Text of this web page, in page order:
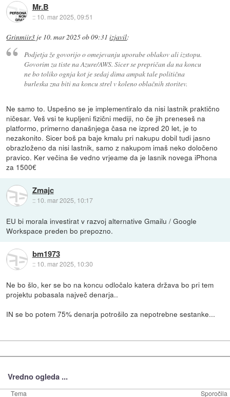
Mr.B
:: 10. mar 2025, 09:51
Grinmiir3 je 10. mar 2025 ob 09:31 izjavil:
Podjetja že govorijo o omejevanju uporabe oblakov ali izstopu.
Govorim za tiste na Azure/AWS. Sicer se prepričan da na koncu
ne bo toliko ognja kot je sedaj dima ampak tale politična
burleska zna biti na koncu strel v koleno oblačnih storitev.
Ne samo to. Uspešno se je implementiralo da nisi lastnik praktično
ničesar. Veš vsi te kupljeni fizični mediji, no če jih preneseš na
platformo, primerno današnjega časa ne izpred 20 let, je to
nezakonito. Sicer boš pa baje kmalu pri nakupu dobil tudi jasno
obrazloženo da nisi lastnik, samo z nakupom imaš neko določeno
pravico. Ker večina še vedno vrjeame da je lasnik novega iPhona
za 1500€
Zmajc
:: 10. mar 2025, 10:17
EU bi morala investirat v razvoj alternative Gmailu / Google
Workspace preden bo prepozno.
bm1973
:: 10. mar 2025, 10:30
Ne bo šlo, ker se bo na koncu odločalo katera država bo pri tem
projektu pobasala največ denarja..
IN se bo potem 75% denarja potrošilo za nepotrebne sestanke...
Vredno ogleda ...
Tema Sporočila